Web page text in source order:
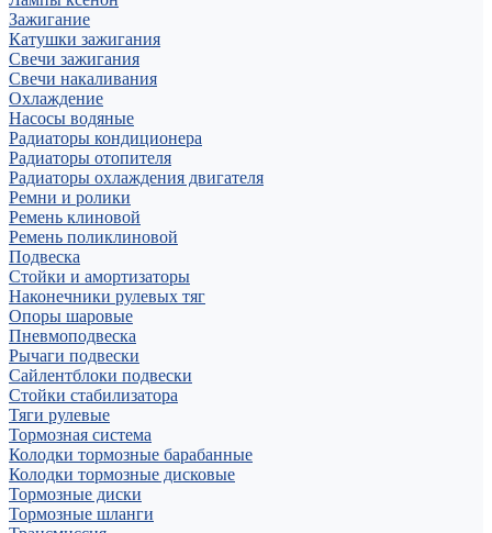
Зажигание
Катушки зажигания
Свечи зажигания
Свечи накаливания
Охлаждение
Насосы водяные
Радиаторы кондиционера
Радиаторы отопителя
Радиаторы охлаждения двигателя
Ремни и ролики
Ремень клиновой
Ремень поликлиновой
Подвеска
Стойки и амортизаторы
Наконечники рулевых тяг
Опоры шаровые
Пневмоподвеска
Рычаги подвески
Сайлентблоки подвески
Стойки стабилизатора
Тяги рулевые
Тормозная система
Колодки тормозные барабанные
Колодки тормозные дисковые
Тормозные диски
Тормозные шланги